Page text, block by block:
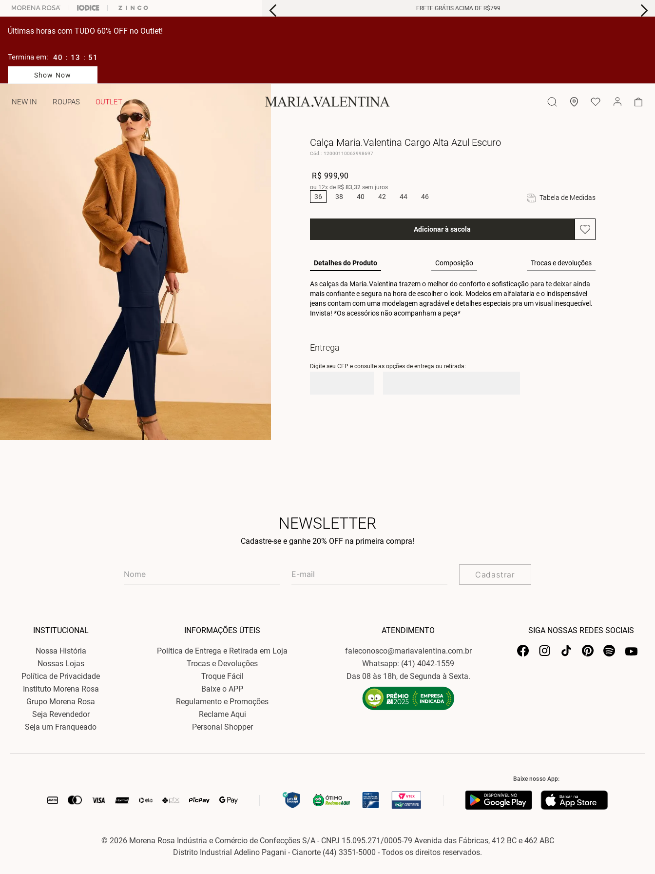
ESCOLHER SEU LOOK? FALE COM NOSSA PERSONAL SHOPPER. FRETE GRÁTIS ACIMA DE R$799
Últimas horas com TUDO 60% OFF no Outlet!
Termina em: 40 : 13 : 51
Show Now
NEW IN ROUPAS OUTLET
Calça Maria.Valentina Cargo Alta Azul Escuro
Cód. : 12000110063998697
R$ 999,90
ou 12x de R$ 83,32 sem juros
36 38 40 42 44 46 Tabela de Medidas
Adicionar à sacola
Detalhes do Produto Composição Trocas e devoluções
As calças da Maria.Valentina trazem o melhor do conforto e sofisticação para te deixar ainda
mais confiante e segura na hora de escolher o look. Modelos em alfaiataria e o indispensável
jeans contam com uma modelagem agradável e detalhes especiais pra um visual inesquecível.
Invista! *Os acessórios não acompanham a peça*
Entrega
Digite seu CEP e consulte as opções de entrega ou retirada:
NEWSLETTER
Cadastre-se e ganhe 20% OFF na primeira compra!
Cadastrar
INSTITUCIONAL
Nossa História
Nossas Lojas
Política de Privacidade
Instituto Morena Rosa
Grupo Morena Rosa
Seja Revendedor
Seja um Franqueado
INFORMAÇÕES ÚTEIS
Política de Entrega e Retirada em Loja
Trocas e Devoluções
Troque Fácil
Baixe o APP
Regulamento e Promoções
Reclame Aqui
Personal Shopper
ATENDIMENTO
faleconosco@mariavalentina.com.br
Whatsapp: (41) 4042-1559
Das 08 às 18h, de Segunda à Sexta.
SIGA NOSSAS REDES SOCIAIS
Baixe nosso App:
© 2026 Morena Rosa Indústria e Comércio de Confecções S/A - CNPJ 15.095.271/0005-79 Avenida das Fábricas, 412 BC e 462 ABC
Distrito Industrial Adelino Pagani - Cianorte (44) 3351-5000 - Todos os direitos reservados.